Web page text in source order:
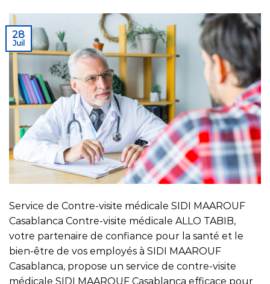
28
Juil
Service de Contre-visite médicale SIDI MAAROUF
Casablanca Contre-visite médicale ALLO TABIB,
votre partenaire de confiance pour la santé et le
bien-être de vos employés à SIDI MAAROUF
Casablanca, propose un service de contre-visite
médicale SIDI MAAROUF Casablanca efficace pour